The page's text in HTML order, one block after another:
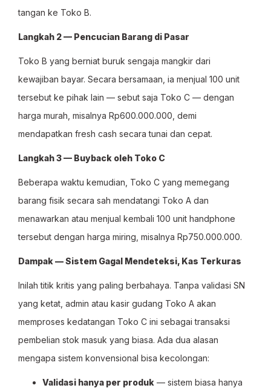
tangan ke Toko B.
Langkah 2 — Pencucian Barang di Pasar
Toko B yang berniat buruk sengaja mangkir dari
kewajiban bayar. Secara bersamaan, ia menjual 100 unit
tersebut ke pihak lain — sebut saja Toko C — dengan
harga murah, misalnya Rp600.000.000, demi
mendapatkan fresh cash secara tunai dan cepat.
Langkah 3 — Buyback oleh Toko C
Beberapa waktu kemudian, Toko C yang memegang
barang fisik secara sah mendatangi Toko A dan
menawarkan atau menjual kembali 100 unit handphone
tersebut dengan harga miring, misalnya Rp750.000.000.
Dampak — Sistem Gagal Mendeteksi, Kas Terkuras
Inilah titik kritis yang paling berbahaya. Tanpa validasi SN
yang ketat, admin atau kasir gudang Toko A akan
memproses kedatangan Toko C ini sebagai transaksi
pembelian stok masuk yang biasa. Ada dua alasan
mengapa sistem konvensional bisa kecolongan:
Validasi hanya per produk — sistem biasa hanya